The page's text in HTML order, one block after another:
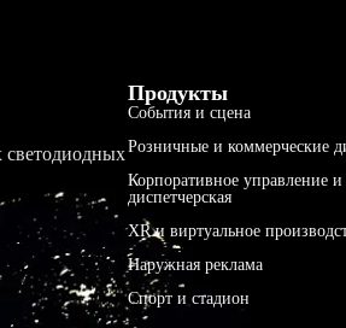
Продукты
События и сцена
Розничные и коммерческие
Корпоративное управление и
диспетчерская
XR и виртуальное
Наружная реклама
Спорт и стадион